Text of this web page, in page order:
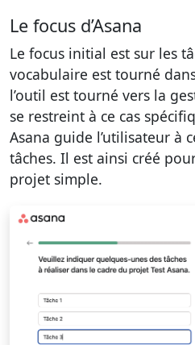
Le focus d’Asana
Le focus initial est sur les
vocabulaire est tourné
l’outil est tourné vers la
se restreint à ce cas
Asana guide l’utilisateur à
tâches. Il est ainsi créé
projet simple.